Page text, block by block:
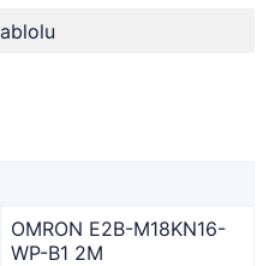
OMRON E2B-M18KN16-
WP-B1 2M